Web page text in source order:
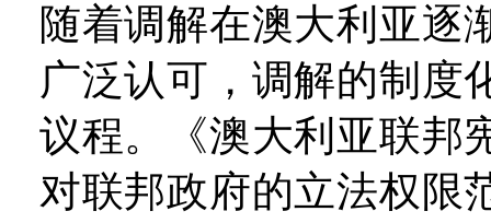
随着调解在澳大利亚逐
广泛认可，调解的制度
议程。《澳大利亚联邦
对联邦政府的立法权限